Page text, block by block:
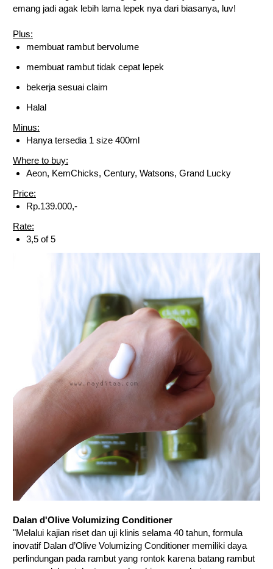
emang jadi agak lebih lama lepek nya dari biasanya, luv!
Plus:
membuat rambut bervolume
membuat rambut tidak cepat lepek
bekerja sesuai claim
Halal
Minus:
Hanya tersedia 1 size 400ml
Where to buy:
Aeon, KemChicks, Century, Watsons, Grand Lucky
Price:
Rp.139.000,-
Rate:
3,5 of 5
Dalan d'Olive Volumizing Conditioner
"Melalui kajian riset dan uji klinis selama 40 tahun, formula
inovatif Dalan d’Olive Volumizing Conditioner memiliki daya
perlindungan pada rambut yang rontok karena batang rambut